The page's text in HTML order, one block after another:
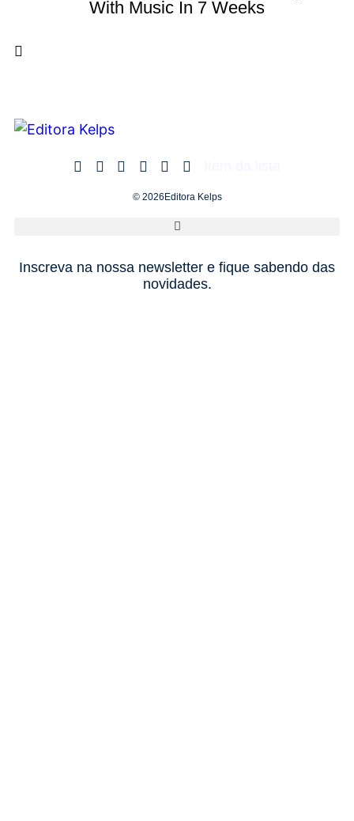
With Music In 7 Weeks
© 2026Editora Kelps
Inscreva na nossa newsletter e fique sabendo das
novidades.